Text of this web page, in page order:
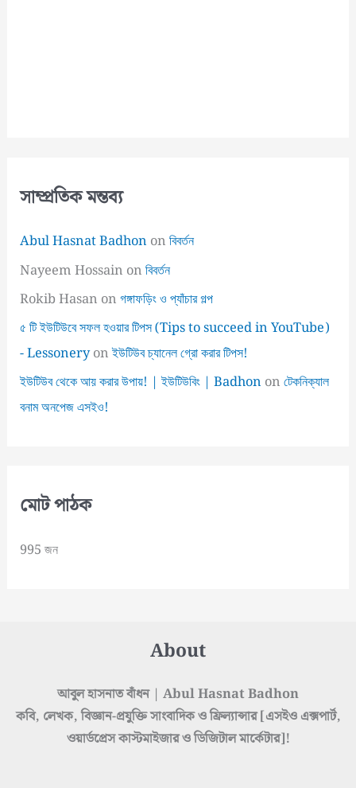
সাম্প্রতিক মন্তব্য
Abul Hasnat Badhon onবিবর্তন
Nayeem Hossain onবিবর্তন
Rokib Hasan onগঙ্গাফড়িং ও প্যাঁচার গল্প
৫ টি ইউটিউবে সফল হওয়ার টিপস (Tips to succeed in YouTube)
- Lessoneryonইউটিউব চ্যানেল গ্রো করার টিপস!
ইউটিউব থেকে আয় করার উপায়! | ইউটিউবিং | Badhon onটেকনিক্যাল
বনাম অনপেজ এসইও!
মোট পাঠক
995 জন
About
আবুল হাসনাত বাঁধন | Abul Hasnat Badhon
কবি, লেখক, বিজ্ঞান-প্রযুক্তি সাংবাদিক ও ফ্রিল্যান্সার [এসইও এক্সপার্ট,
ওয়ার্ডপ্রেস কাস্টমাইজার ও ডিজিটাল মার্কেটার]!